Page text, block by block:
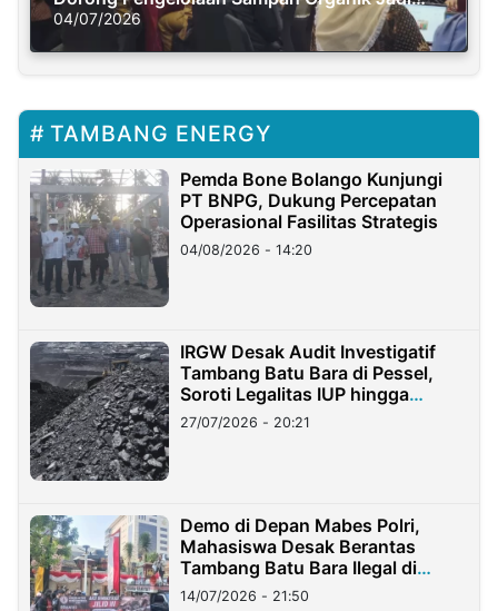
Solusi Krisis Iklim
04/07/2026
TAMBANG ENERGY
Pemda Bone Bolango Kunjungi
PT BNPG, Dukung Percepatan
Operasional Fasilitas Strategis
04/08/2026 - 14:20
IRGW Desak Audit Investigatif
Tambang Batu Bara di Pessel,
Soroti Legalitas IUP hingga
Stockpile
27/07/2026 - 20:21
Demo di Depan Mabes Polri,
Mahasiswa Desak Berantas
Tambang Batu Bara Ilegal di
Lampung
14/07/2026 - 21:50